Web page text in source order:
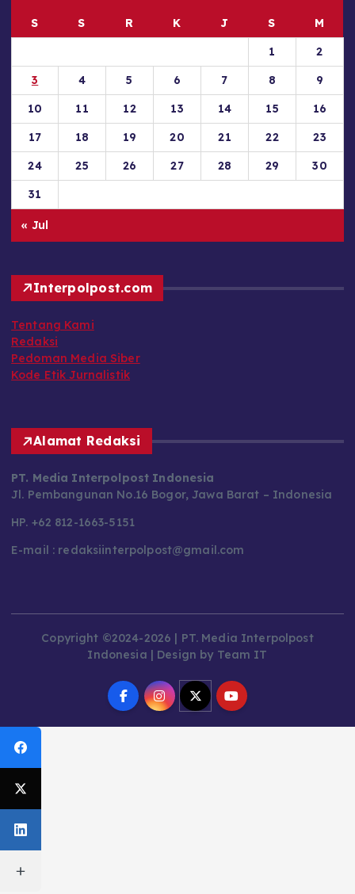
S S R K J S
M
1
2
3
4 5 6 7 8
9
10
11 12 13 14 15
16
17
18 19 20 21 22
23
24
25 26 27 28 29
30
31
« Jul
Interpolpost.com
Tentang Kami
Redaksi
Pedoman Media Siber
Kode Etik Jurnalistik
Alamat Redaksi
PT. Media Interpolpost Indonesia
Jl. Pembangunan No.16 Bogor, Jawa Barat – Indonesia
HP. +62 812-1663-5151
E-mail : redaksiinterpolpost@gmail.com
Copyright ©2024-2026 | PT. Media Interpolpost
Indonesia | Design by Team IT